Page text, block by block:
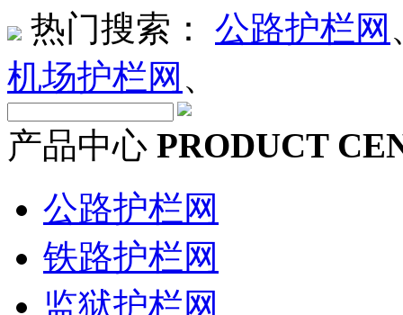
热门搜索： 公路护栏网
机场护栏网 、
产品中心 PRODUCT
公路护栏网
铁路护栏网
监狱护栏网